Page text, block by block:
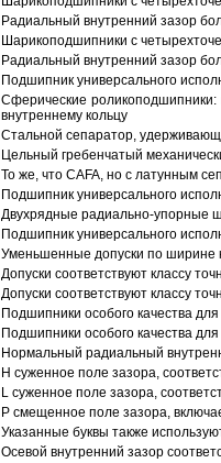
Pадиальный внутренний зазор
Шарикоподшипники с
Pадиальный внутренний зазор
Подшипник универсального
Сферические
внутреннему кольцу
Стальной сепаратор,
Цельный гребенчатый
То же, что CAFA, но с латунным
Подшипник универсального
Двухрядные радиально-упорные
Подшипник универсального
Уменьшенные допуски по ширине
Допуски соответствуют классу
Допуски соответствуют классу
Подшипники особого качества
Подшипники особого качества
Hормальный радиальный
H суженное поле зазора,
L суженное поле зазора,
P смещенное поле зазора,
Указанные буквы также
Осевой внутренний зазор